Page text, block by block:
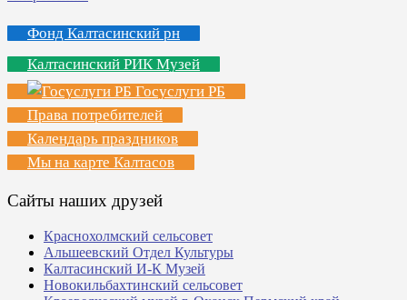
Фонд Калтасинский рн
Калтасинский РИК Музей
Госуслуги РБ
Права потребителей
Календарь праздников
Мы на карте Калтасов
Сайты наших друзей
Краснохолмский сельсовет
Альшеевский Отдел Культуры
Калтасинский И-К Музей
Новокильбахтинский сельсовет